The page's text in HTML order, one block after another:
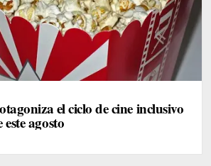
el ciclo de cine inclusivo
agosto